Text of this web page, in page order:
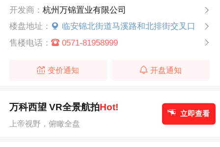
开发商：杭州万锦置业有限公司
楼盘地址：
临安锦北街道马溪路和北排街交叉口
售楼电话：
0571-81958999
变价通知 开盘通知
万科西望 VR全景航拍Hot!
上帝视野，俯瞰全盘
立即查看